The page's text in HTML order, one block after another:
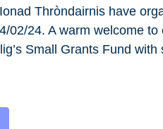
Thròndairnis have
02/24. A warm welcome
Small Grants Fund